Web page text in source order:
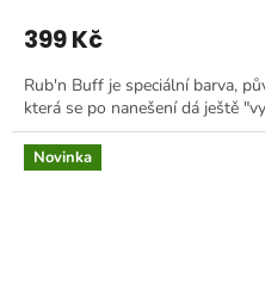
399 Kč
Rub'n Buff je speciální barva,
která se po nanešení dá ještě
Novinka